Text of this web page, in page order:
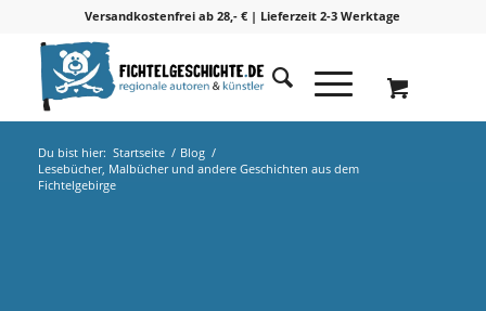
Versandkostenfrei ab 28,- € | Lieferzeit 2-3 Werktage
Du bist hier: Startseite / Blog /
Lesebücher, Malbücher und andere Geschichten aus dem
Fichtelgebirge